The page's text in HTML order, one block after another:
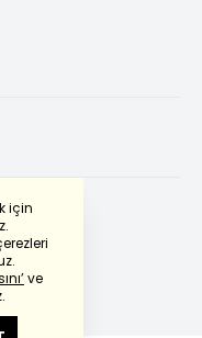
için
ve